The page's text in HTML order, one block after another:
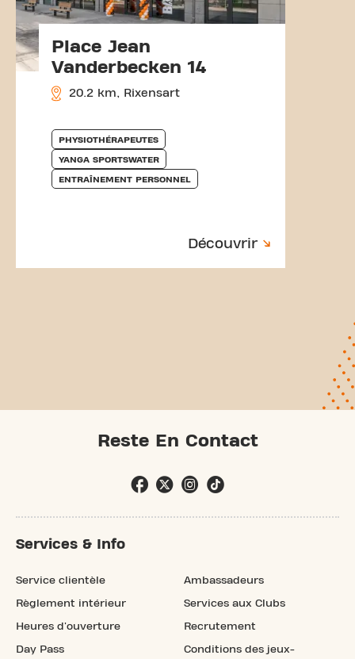
Place Jean
Vanderbecken 14
20.2 km, Rixensart
PHYSIOTHÉRAPEUTES
YANGA SPORTSWATER
ENTRAÎNEMENT PERSONNEL
Découvrir
Reste En Contact
Services & Info
Service clientèle
Règlement intérieur
Heures d'ouverture
Day Pass
Ambassadeurs
Services aux Clubs
Recrutement
Conditions des jeux-